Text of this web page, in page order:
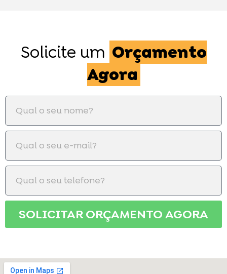
Solicite um Orçamento
Agora
SOLICITAR ORÇAMENTO AGORA